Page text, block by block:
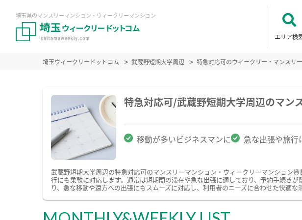
埼玉県のマンスリーマンション・ウィークリーマンション
エリア検
埼玉ウィークリードットコム 武蔵野短期大学周辺 特急対応可のウィークリー・マンスリ
特急対応可/武蔵野短期大学周辺のマン
移動が多いビジネスマンに 急な出張や旅行
武蔵野短期大学周辺の特急対応可のマンスリーマンション・ウィークリーマンション
行にも柔軟に対応します。通常は短期間の滞在や急な出張に適しており、予約手続き
り、急な移動や遠方への出張にもスムーズに対応し、利用者のニーズに合わせた快適な